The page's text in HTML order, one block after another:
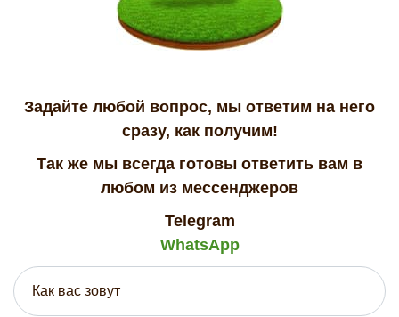
Задайте любой вопрос, мы ответим на него
сразу, как получим!
Так же мы всегда готовы ответить вам в
любом из мессенджеров
Telegram
WhatsApp